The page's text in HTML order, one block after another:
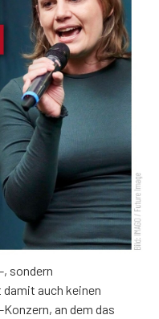
sondern
auch keinen
an dem das